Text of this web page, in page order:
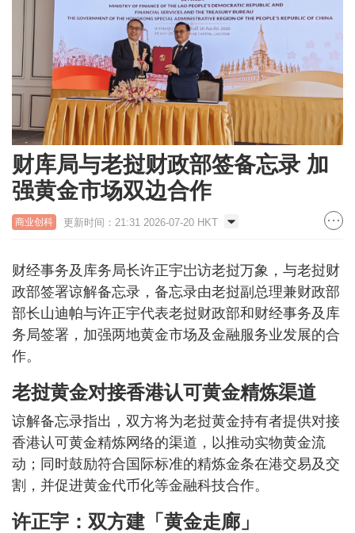
财库局与老挝财政部签备忘录 加
强黄金市场双边合作
商业创科 更新时间：21:31 2026-07-20 HKT
财经事务及库务局长许正宇岀访老挝万象，与老挝财
政部签署谅解备忘录，备忘录由老挝副总理兼财政部
部长山迪帕与许正宇代表老挝财政部和财经事务及库
务局签署，加强两地黄金市场及金融服务业发展的合
作。
老挝黄金对接香港认可黄金精炼渠道
谅解备忘录指出，双方将为老挝黄金持有者提供对接
香港认可黄金精炼网络的渠道，以推动实物黄金流
动；同时鼓励符合国际标准的精炼金条在港交易及交
割，并促进黄金代币化等金融科技合作。
许正宇：双方建「黄金走廊」